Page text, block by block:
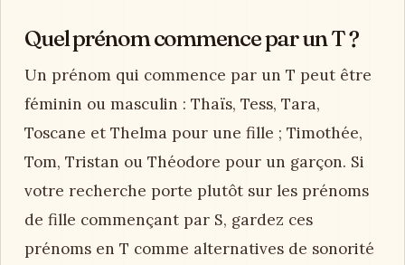
Quel prénom commence par un T ?
Un prénom qui commence par un T peut être
féminin ou masculin : Thaïs, Tess, Tara,
Toscane et Thelma pour une fille ; Timothée,
Tom, Tristan ou Théodore pour un garçon. Si
votre recherche porte plutôt sur les prénoms
de fille commençant par S, gardez ces
prénoms en T comme alternatives de sonorité